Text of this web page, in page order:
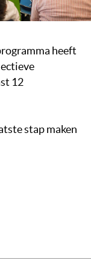
heeft
12
stap maken